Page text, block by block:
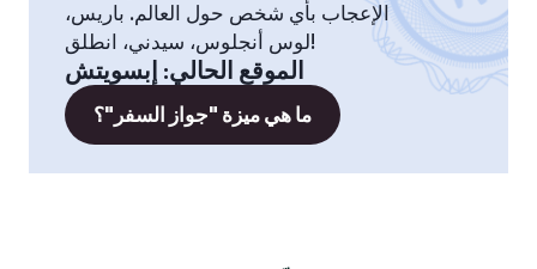
الإعجاب بأي شخص حول العالم. باريس،
لوس أنجلوس، سيدني، انطلق!
الموقع الحالي: إبسويتش
ما هي ميزة "جواز السفر"؟